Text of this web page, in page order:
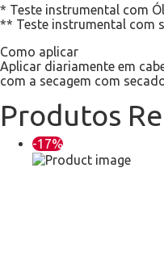
* Teste instrumental com
** Teste instrumental com
Como aplicar
Aplicar diariamente em
com a secagem com
Produtos
-17%